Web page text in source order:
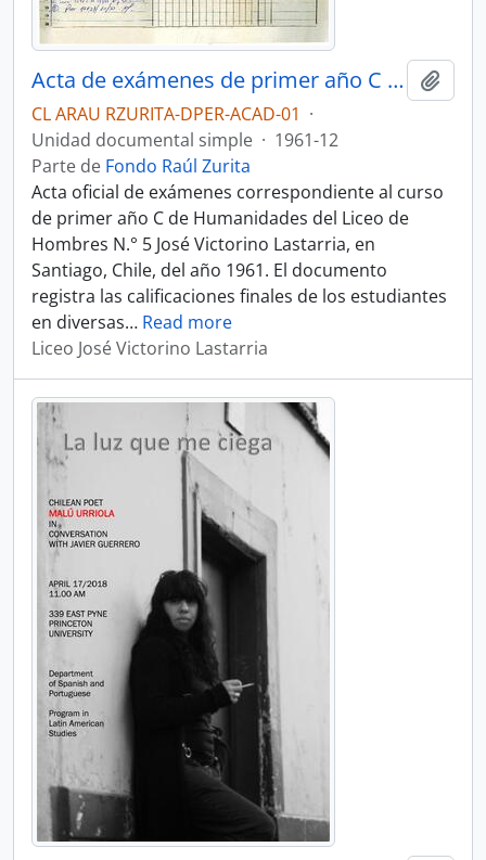
Acta de exámenes de primer año C de Humanidades del Liceo José Victorino Lastarria
CL ARAU RZURITA-DPER-ACAD-01 ·
Unidad documental simple · 1961-12
Parte de Fondo Raúl Zurita
Acta oficial de exámenes correspondiente al curso
de primer año C de Humanidades del Liceo de
Hombres N.° 5 José Victorino Lastarria, en
Santiago, Chile, del año 1961. El documento
registra las calificaciones finales de los estudiantes
en diversas… Read more
Liceo José Victorino Lastarria